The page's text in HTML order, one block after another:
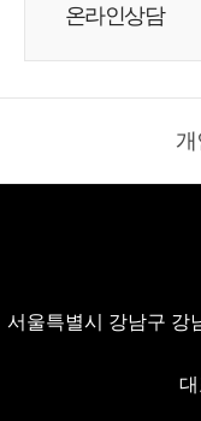
온라인상담
개
서울특별시 강남구 강